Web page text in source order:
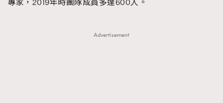
專家，2019年時團隊成員多達600人。
Advertisement